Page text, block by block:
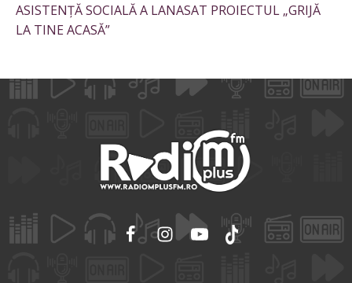
ASISTENȚĂ SOCIALĂ A LANASAT PROIECTUL „GRIJĂ
LA TINE ACASĂ”